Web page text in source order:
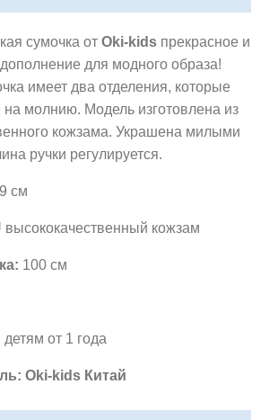
сумочка от Oki-kids прекрасное и
для модного образа!
имеет два отделения, которые
на молнию. Модель изготовлена из
кожзама. Украшена милыми
ручки регулируется.
см
высококачественный кожзам
100 см
от 1 года
Oki-kids Китай